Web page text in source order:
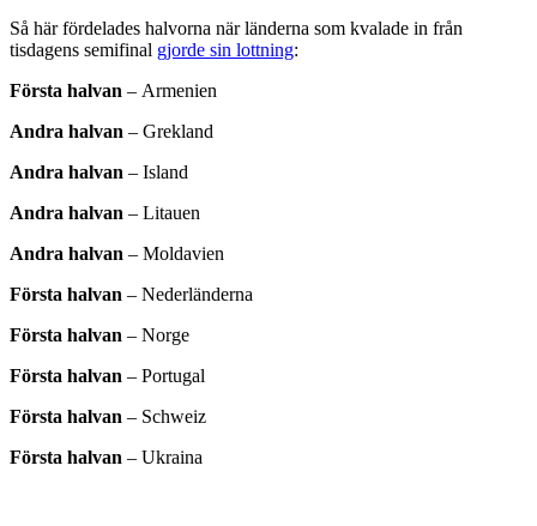
Så här fördelades halvorna när länderna som kvalade in från
tisdagens semifinal gjorde sin lottning:
Första halvan – Armenien
Andra halvan – Grekland
Andra halvan – Island
Andra halvan – Litauen
Andra halvan – Moldavien
Första halvan – Nederländerna
Första halvan – Norge
Första halvan – Portugal
Första halvan – Schweiz
Första halvan – Ukraina